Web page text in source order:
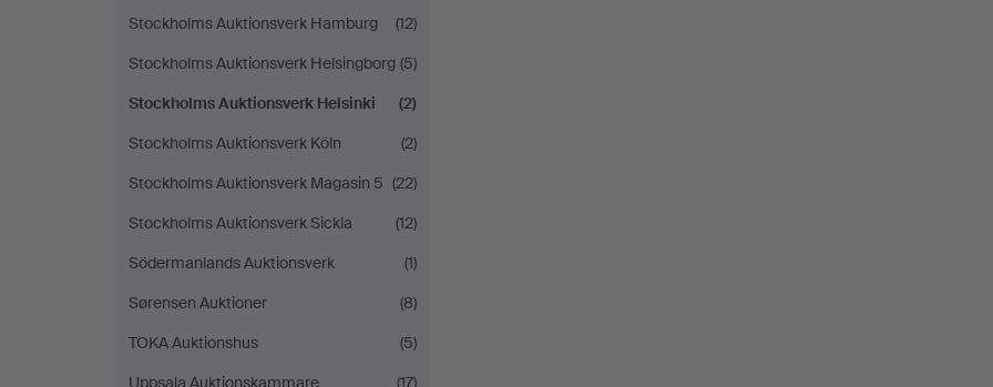
Stockholms Auktionsverk Hamburg
(12)
Stockholms Auktionsverk Helsingborg (5)
Stockholms Auktionsverk Helsinki
(2)
Stockholms Auktionsverk Köln
(2)
Stockholms Auktionsverk Magasin 5 (22)
Stockholms Auktionsverk Sickla
(12)
Södermanlands Auktionsverk
(1)
Sørensen Auktioner
(8)
TOKA Auktionshus
(5)
Uppsala Auktionskammare
(17)